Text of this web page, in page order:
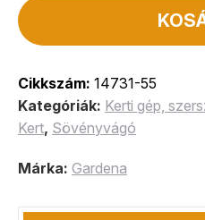
Cikkszám: 14731-55
Kategóriák: Kerti gép,
Kert, Sövényvágó
Márka: Gardena